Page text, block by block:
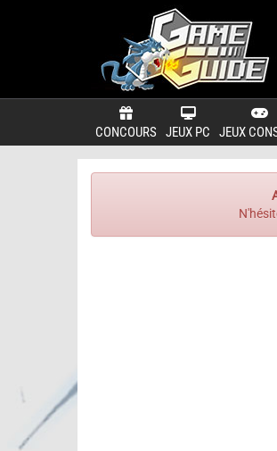
CONCOURS JEUX PC JEUX